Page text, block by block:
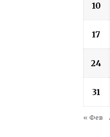
10
17
24
31
« Фев